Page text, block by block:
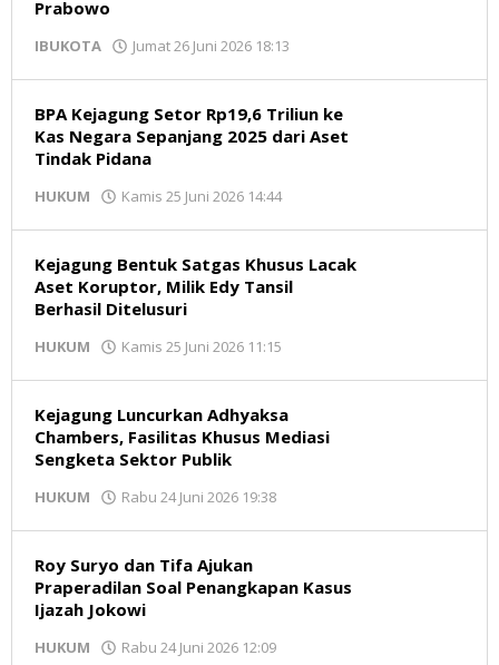
Prabowo
IBUKOTA Jumat 26 Juni 2026 18:13
BPA Kejagung Setor Rp19,6 Triliun ke
Kas Negara Sepanjang 2025 dari Aset
Tindak Pidana
HUKUM Kamis 25 Juni 2026 14:44
Kejagung Bentuk Satgas Khusus Lacak
Aset Koruptor, Milik Edy Tansil
Berhasil Ditelusuri
HUKUM Kamis 25 Juni 2026 11:15
Kejagung Luncurkan Adhyaksa
Chambers, Fasilitas Khusus Mediasi
Sengketa Sektor Publik
HUKUM Rabu 24 Juni 2026 19:38
Roy Suryo dan Tifa Ajukan
Praperadilan Soal Penangkapan Kasus
Ijazah Jokowi
HUKUM Rabu 24 Juni 2026 12:09